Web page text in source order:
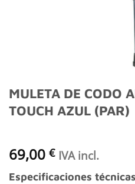
MULETA DE CODO
TOUCH AZUL (PAR)
69,00 € IVA incl.
Especificaciones